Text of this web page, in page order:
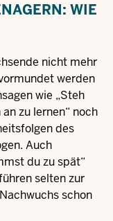
WIE
nicht mehr
werden
wie „Steh
zu lernen“ noch
des
Auch
du zu spät“
selten zur
schon